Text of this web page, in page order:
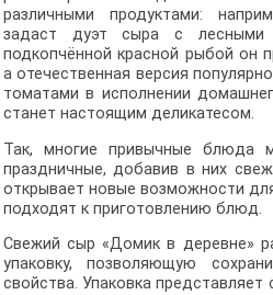
различными продуктами:
задаст дуэт сыра с лесными
подкопчённой красной рыбой он
а отечественная версия
томатами в исполнении
станет настоящим деликатесом.
Так, многие привычные блюда
праздничные, добавив в них
открывает новые возможности
подходят к приготовлению блюд.
Свежий сыр «Домик в деревне»
упаковку, позволяющую
свойства. Упаковка